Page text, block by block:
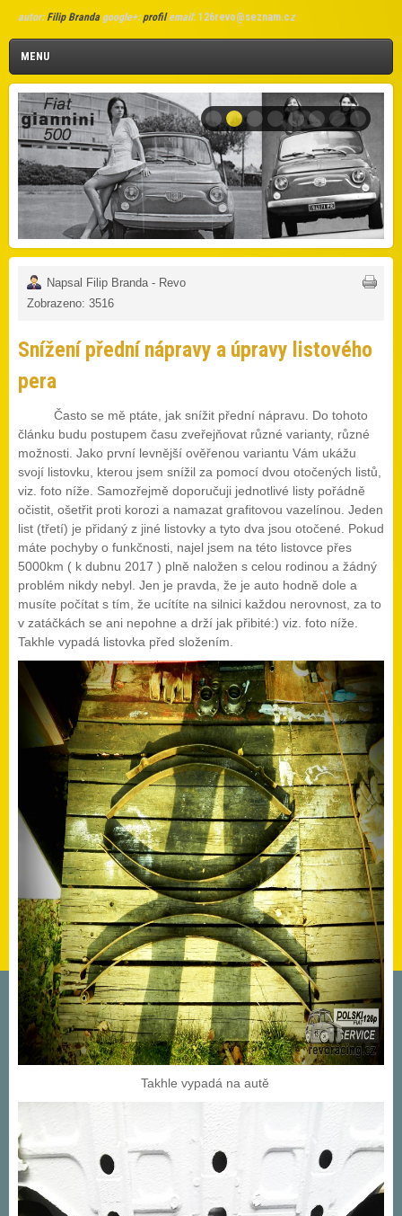
autor:Filip Brandagoogle+:profilemail: 126revo@seznam.cz
MENU
Napsal Filip Branda - Revo
Zobrazeno: 3516
Snížení přední nápravy a úpravy listového
pera
Často se mě ptáte, jak snížit přední nápravu. Do tohoto
článku budu postupem času zveřejňovat různé varianty, různé
možnosti. Jako první levnější ověřenou variantu Vám ukážu
svojí listovku, kterou jsem snížil za pomocí dvou otočených listů,
viz. foto níže. Samozřejmě doporučuji jednotlivé listy pořádně
očistit, ošetřit proti korozi a namazat grafitovou vazelínou. Jeden
list (třetí) je přidaný z jiné listovky a tyto dva jsou otočené. Pokud
máte pochyby o funkčnosti, najel jsem na této listovce přes
5000km ( k dubnu 2017 ) plně naložen s celou rodinou a žádný
problém nikdy nebyl. Jen je pravda, že je auto hodně dole a
musíte počítat s tím, že ucítíte na silnici každou nerovnost, za to
v zatáčkách se ani nepohne a drží jak přibité:) viz. foto níže.
Takhle vypadá listovka před složením.
Takhle vypadá na autě